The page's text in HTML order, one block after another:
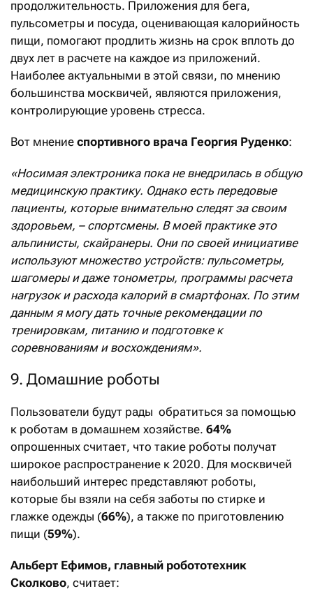
продолжительность. Приложения для бега,
пульсометры и посуда, оценивающая калорийность
пищи, помогают продлить жизнь на срок вплоть до
двух лет в расчете на каждое из приложений.
Наиболее актуальными в этой связи, по мнению
большинства москвичей, являются приложения,
контролирующие уровень стресса.
Вот мнение спортивного врача Георгия Руденко:
«Носимая электроника пока не внедрилась в общую
медицинскую практику. Однако есть передовые
пациенты, которые внимательно следят за своим
здоровьем, – спортсмены. В моей практике это
альпинисты, скайранеры. Они по своей инициативе
используют множество устройств: пульсометры,
шагомеры и даже тонометры, программы расчета
нагрузок и расхода калорий в смартфонах. По этим
данным я могу дать точные рекомендации по
тренировкам, питанию и подготовке к
соревнованиям и восхождениям».
9. Домашние роботы
Пользователи будут рады обратиться за помощью
к роботам в домашнем хозяйстве. 64%
опрошенных считает, что такие роботы получат
широкое распространение к 2020. Для москвичей
наибольший интерес представляют роботы,
которые бы взяли на себя заботы по стирке и
глажке одежды (66%), а также по приготовлению
пищи (59%).
Альберт Ефимов, главный робототехник
Сколково, считает: